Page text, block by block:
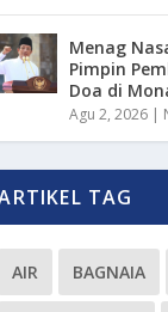
Menag
Pimpin
Doa di
Agu 2, 2026 |
TAG
AIR BAGNAIA